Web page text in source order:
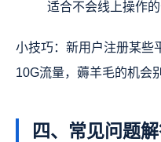
适合不会线上操作的
小技巧：新用户注册某些
10G流量，薅羊毛的机会
四、常见问题